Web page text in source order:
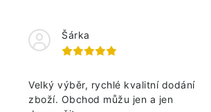
Šárka
Velký výběr, rychlé kvalitní dodání
zboží. Obchod můžu jen a jen